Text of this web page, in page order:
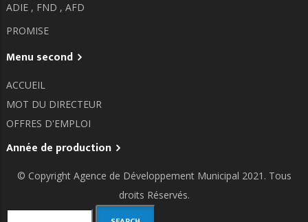
ADIE , FND , AFD
PROMISE
Menu second
ACCUEIL
MOT DU DIRECTEUR
OFFRES D'EMPLOI
Année de production
© Copyright Agence de Développement Municipal 2021. Tous
droits Réservés.